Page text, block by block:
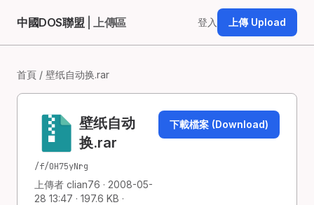
中國DOS聯盟 | 上傳區 登入 上傳 Upload
首頁 / 壁纸自动换.rar
壁纸自动
换.rar
/f/0H75yNrg
上傳者 clian76 · 2008-05-
28 13:47 · 197.6 KB ·
下載檔案 (Download)